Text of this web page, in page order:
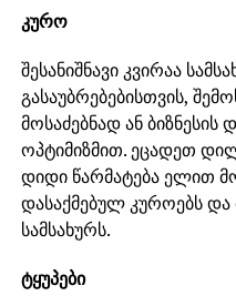
კურო
შესანიშნავი კვირაა
გასაუბრებებისთვის,
მოსაძებნად ან ბიზნესის
ოპტიმიზმით. ეცადეთ
დიდი წარმატება ელით
დასაქმებულ კუროებს და
სამსახურს.
ტყუპები